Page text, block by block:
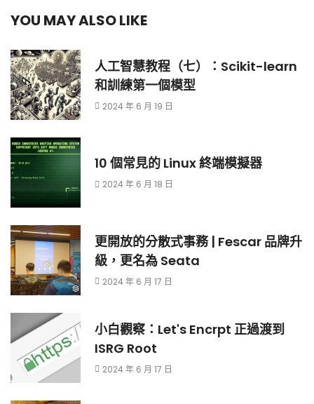
YOU MAY ALSO LIKE
人工智慧教程（七）：Scikit-learn
和訓練第一個模型
2024 年 6 月 19 日
10 個常見的 Linux 終端模擬器
2024 年 6 月 18 日
更開放的分散式事務 | Fescar 品牌升
級，更名為 Seata
2024 年 6 月 17 日
小白觀察：Let's Encrpt 正過渡到
ISRG Root
2024 年 6 月 17 日